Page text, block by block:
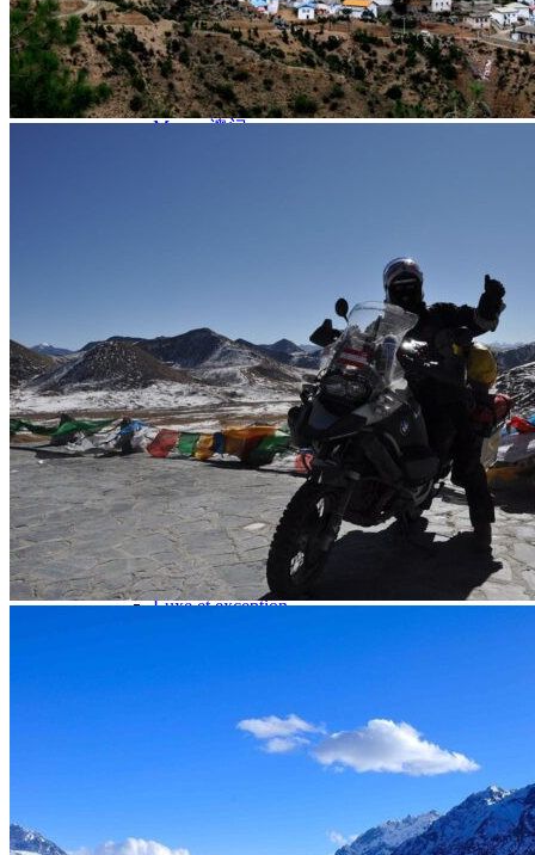
Fujian 福建
Hong Kong 香港
Hunan 湖南
Ile d’Hainan 海南
Macao 澳门
Tibet 西藏
Yunnan 云南
Circuits
Organisation
Circuits sur mesure
Nos Petits Groupes
Ambiance
Classique et incontournables
Culture & expériences
Nature et grands paysages
Famille et enfants
Trekking et aventure
Luxe et exception
Garanties et engagements Asian Roads
Avis de nos voyageurs